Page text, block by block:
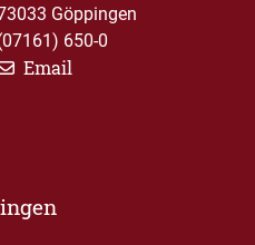
Göppingen
650-0
Email